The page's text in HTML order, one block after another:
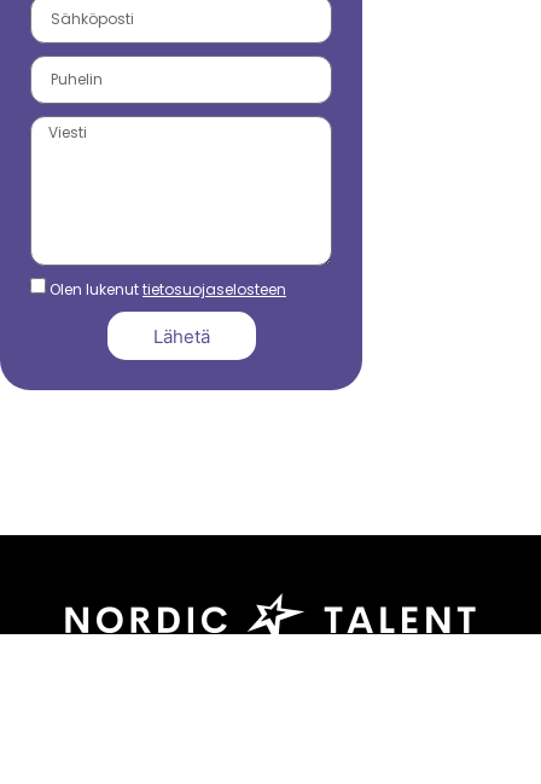
Olen lukenuttietosuojaselosteen
Lähetä